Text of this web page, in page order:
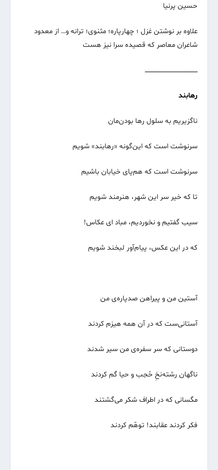
حسین پرنیا
علاوه بر نوشتن غزل ؛ چهارپاره؛ مثنوی؛ ترانه و… از معدود
شاعران معاصر که قصیده سرا نیز هست
ــــــــــــــــــــــــــــــــــــــــــــــــــــــ
رهابند
ناگزیریم به سلول رها بودن‌مان
سرنوشت است که این‌گونه «رهابند» شویم
سرنوشت است که هم‌پای خیابان باشیم
تا که خیر سر این شهر، هنرمند شویم
سیب گفتیم و نخوردیم، مباد ای عکاس!
که در این عکس، پیام‌‌آور لبخند شویم
آستین من و پیراهن صدپاره‌ی من
آستانی‌ست که در آن همه هیزم کردند
دوستانی که سر سفره‌ی من سیر شدند
ناگهان رشته‌نخِ حُجب و حیا گم کردند
مگسانی که در اطراف شکر می‌گشتند
فکر کردند عقابند! توهّم کردند